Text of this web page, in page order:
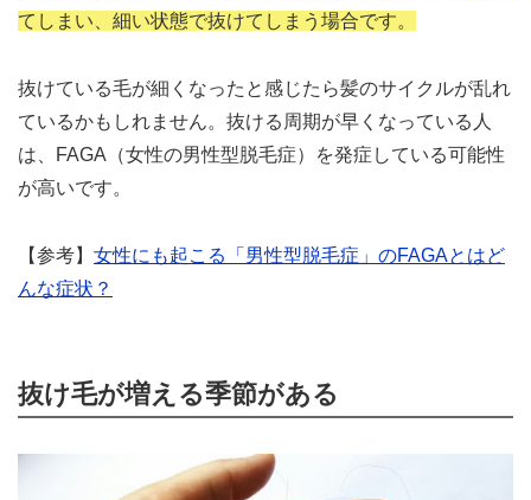
てしまい、細い状態で抜けてしまう場合です。
抜けている毛が細くなったと感じたら髪のサイクルが乱れ
ているかもしれません。抜ける周期が早くなっている人
は、FAGA（女性の男性型脱毛症）を発症している可能性
が高いです。
【参考】 女性にも起こる「男性型脱毛症」のFAGAとはど
んな症状？
抜け毛が増える季節がある